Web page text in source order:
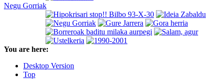
Negu Gorriak
You are here:
Desktop Version
Top